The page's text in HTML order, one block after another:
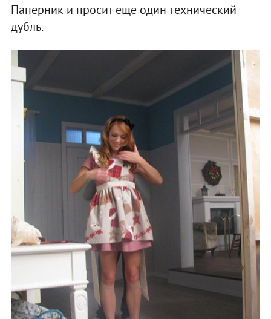
Паперник и просит еще один технический
дубль.